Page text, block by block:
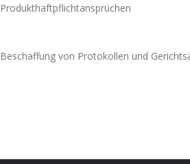
Produkthaftpflichtansprüchen
Beschaffung von Protokollen und